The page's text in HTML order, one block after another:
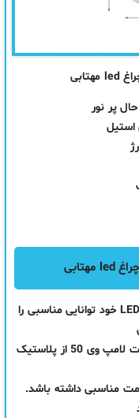
پر نور
استیل
رنگ نور این لامپ مهتابی بوده و با ۱۴ عدد LED خود توانایی مناسبی را
محل مورد نظر شما ارائه میکند. متریال ساخت لامپ وی 50 از پلاستیک
مناسبی داشته باشد.